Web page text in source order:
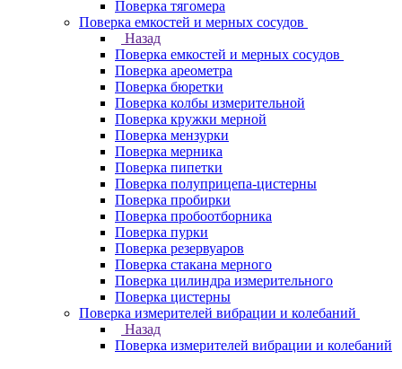
Поверка тягомера
Поверка емкостей и мерных сосудов
Назад
Поверка емкостей и мерных сосудов
Поверка ареометра
Поверка бюретки
Поверка колбы измерительной
Поверка кружки мерной
Поверка мензурки
Поверка мерника
Поверка пипетки
Поверка полуприцепа-цистерны
Поверка пробирки
Поверка пробоотборника
Поверка пурки
Поверка резервуаров
Поверка стакана мерного
Поверка цилиндра измерительного
Поверка цистерны
Поверка измерителей вибрации и колебаний
Назад
Поверка измерителей вибрации и колебаний